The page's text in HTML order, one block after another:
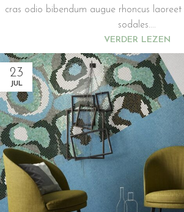
cras odio bibendum augue rhoncus
sodales....
VERDER LEZEN
23
JUL